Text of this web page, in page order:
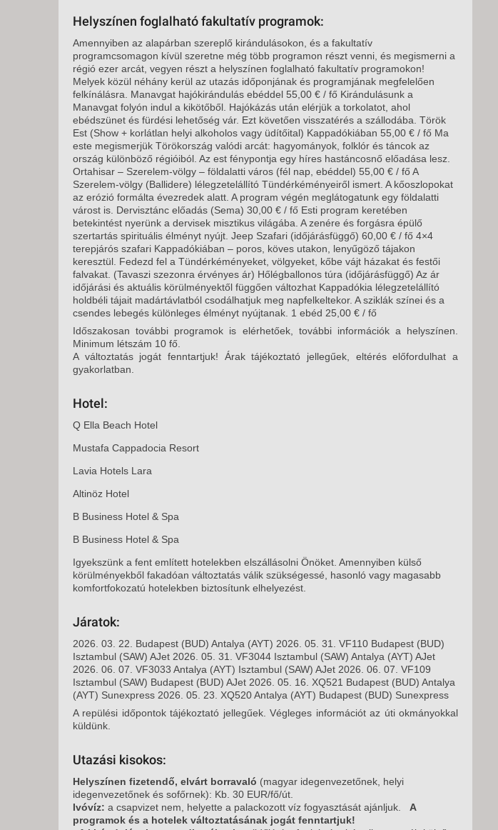
Helyszínen foglalható fakultatív programok:
Amennyiben az alapárban szereplő kirándulásokon, és a fakultatív
programcsomagon kívül szeretne még több programon részt venni, és megismerni a
régió ezer arcát, vegyen részt a helyszínen foglalható fakultatív programokon!
Melyek közül néhány kerül az utazás időponjának és programjának megfelelően
felkínálásra. Manavgat hajókirándulás ebéddel 55,00 € / fő Kirándulásunk a
Manavgat folyón indul a kikötőből. Hajókázás után elérjük a torkolatot, ahol
ebédszünet és fürdési lehetőség vár. Ezt követően visszatérés a szállodába. Török
Est (Show + korlátlan helyi alkoholos vagy üdítőital) Kappadókiában 55,00 € / fő Ma
este megismerjük Törökország valódi arcát: hagyományok, folklór és táncok az
ország különböző régióiból. Az est fénypontja egy híres hastáncosnő előadása lesz.
Ortahisar – Szerelem-völgy – földalatti város (fél nap, ebéddel) 55,00 € / fő A
Szerelem-völgy (Ballidere) lélegzetelállító Tündérkéményeiről ismert. A kőoszlopokat
az erózió formálta évezredek alatt. A program végén meglátogatunk egy földalatti
várost is. Dervisztánc előadás (Sema) 30,00 € / fő Esti program keretében
betekintést nyerünk a dervisek misztikus világába. A zenére és forgásra épülő
szertartás spirituális élményt nyújt. Jeep Szafari (időjárásfüggő) 60,00 € / fő 4×4
terepjárós szafari Kappadókiában – poros, köves utakon, lenyűgöző tájakon
keresztül. Fedezd fel a Tündérkéményeket, völgyeket, kőbe vájt házakat és festői
falvakat. (Tavaszi szezonra érvényes ár) Hőlégballonos túra (időjárásfüggő) Az ár
időjárási és aktuális körülményektől függően változhat Kappadókia lélegzetelállító
holdbéli tájait madártávlatból csodálhatjuk meg napfelkeltekor. A sziklák színei és a
csendes lebegés különleges élményt nyújtanak. 1 ebéd 25,00 € / fő
Időszakosan további programok is elérhetőek, további információk a helyszínen.
Minimum létszám 10 fő.
A változtatás jogát fenntartjuk! Árak tájékoztató jellegűek, eltérés előfordulhat a
gyakorlatban.
Hotel:
Q Ella Beach Hotel
Mustafa Cappadocia Resort
Lavia Hotels Lara
Altinöz Hotel
B Business Hotel & Spa
B Business Hotel & Spa
Igyekszünk a fent említett hotelekben elszállásolni Önöket. Amennyiben külső
körülményekből fakadóan változtatás válik szükségessé, hasonló vagy magasabb
komfortfokozatú hotelekben biztosítunk elhelyezést.
Járatok:
2026. 03. 22. Budapest (BUD) Antalya (AYT) 2026. 05. 31. VF110 Budapest (BUD)
Isztambul (SAW) AJet 2026. 05. 31. VF3044 Isztambul (SAW) Antalya (AYT) AJet
2026. 06. 07. VF3033 Antalya (AYT) Isztambul (SAW) AJet 2026. 06. 07. VF109
Isztambul (SAW) Budapest (BUD) AJet 2026. 05. 16. XQ521 Budapest (BUD) Antalya
(AYT) Sunexpress 2026. 05. 23. XQ520 Antalya (AYT) Budapest (BUD) Sunexpress
A repülési időpontok tájékoztató jellegűek. Végleges információt az úti okmányokkal
küldünk.
Utazási kisokos:
Helyszínen fizetendő, elvárt borravaló (magyar idegenvezetőnek, helyi
idegenvezetőnek és sofőrnek): Kb. 30 EUR/fő/út.
Ivóvíz: a csapvizet nem, helyette a palackozott víz fogyasztását ajánljuk. A
programok és a hotelek változtatásának jogát fenntartjuk!